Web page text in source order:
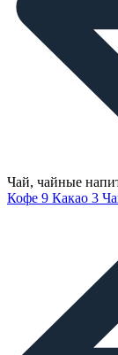
Чай, чайные
Кофе 9 Какао 3